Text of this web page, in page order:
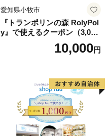
愛知県小牧市
『トランポリンの森 RolyPol
y』で使えるクーポン（3,000
10,000円